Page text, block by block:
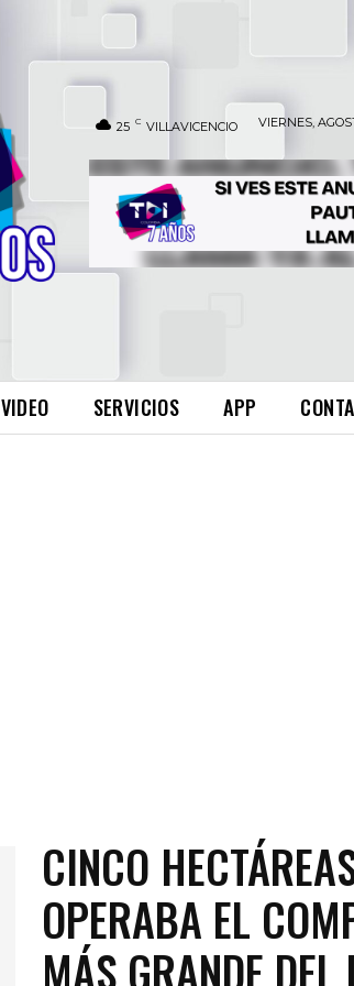
25 C VILLAVICENCIO VIERNES,
VIDEO SERVICIOS APP
CINCO
OPERABA EL
MÁS GRANDE DEL